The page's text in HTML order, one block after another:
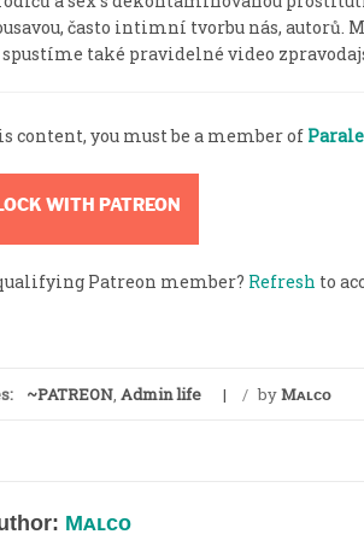
často intimní tvorbu nás, autorů.
spustíme také pravidelné video
content, you must be a member of
WITH PATREON
Patreon member? Refresh to
~PATREON, Admin life / byMᴀʟᴄᴏ
Mᴀʟᴄᴏ